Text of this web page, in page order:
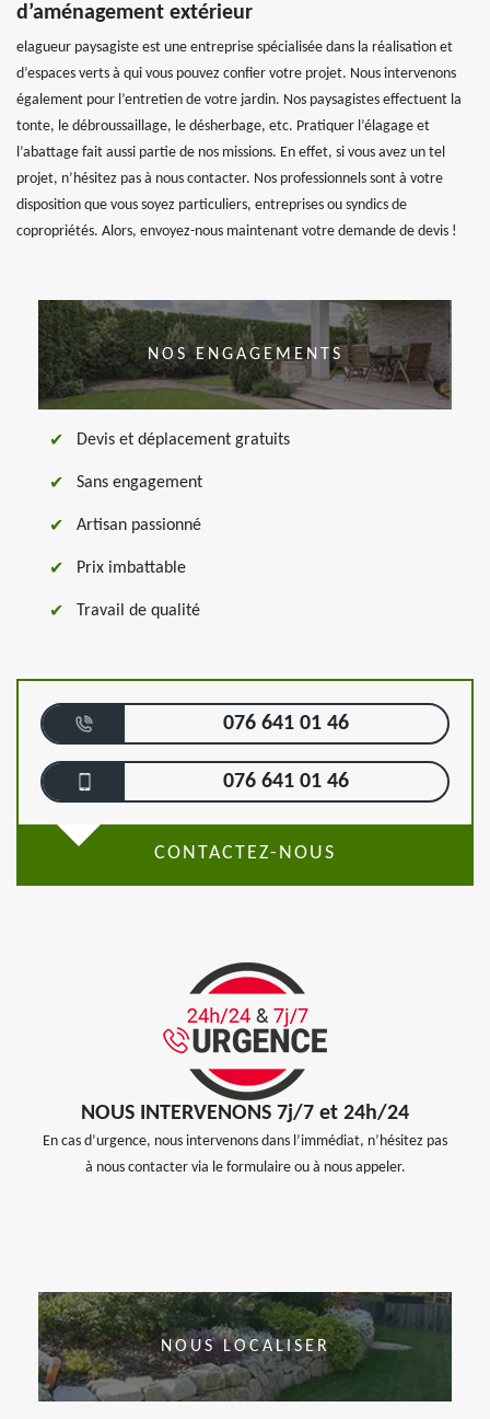
d’aménagement extérieur
elagueur paysagiste est une entreprise spécialisée dans la réalisation et
d’espaces verts à qui vous pouvez confier votre projet. Nous intervenons
également pour l’entretien de votre jardin. Nos paysagistes effectuent la
tonte, le débroussaillage, le désherbage, etc. Pratiquer l’élagage et
l’abattage fait aussi partie de nos missions. En effet, si vous avez un tel
projet, n’hésitez pas à nous contacter. Nos professionnels sont à votre
disposition que vous soyez particuliers, entreprises ou syndics de
copropriétés. Alors, envoyez-nous maintenant votre demande de devis !
NOS ENGAGEMENTS
Devis et déplacement gratuits
Sans engagement
Artisan passionné
Prix imbattable
Travail de qualité
076 641 01 46
076 641 01 46
CONTACTEZ-NOUS
NOUS INTERVENONS 7j/7 et 24h/24
En cas d’urgence, nous intervenons dans l’immédiat, n’hésitez pas
à nous contacter via le formulaire ou à nous appeler.
NOUS LOCALISER